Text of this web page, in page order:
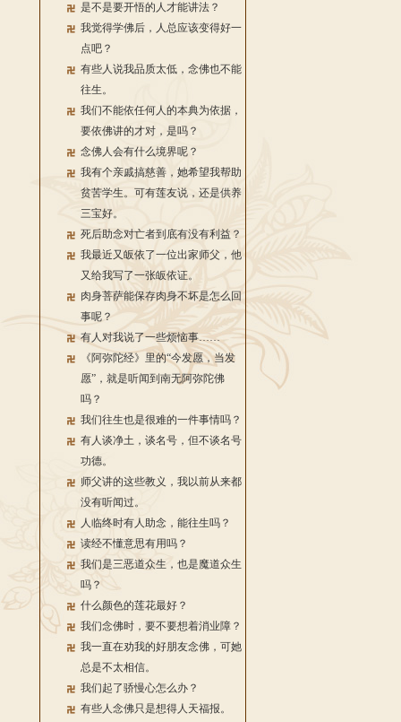
是不是要开悟的人才能讲法？
我觉得学佛后，人总应该变得好一
点吧？
有些人说我品质太低，念佛也不能
往生。
我们不能依任何人的本典为依据，
要依佛讲的才对，是吗？
念佛人会有什么境界呢？
我有个亲戚搞慈善，她希望我帮助
贫苦学生。可有莲友说，还是供养
三宝好。
死后助念对亡者到底有没有利益？
我最近又皈依了一位出家师父，他
又给我写了一张皈依证。
肉身菩萨能保存肉身不坏是怎么回
事呢？
有人对我说了一些烦恼事……
《阿弥陀经》里的“今发愿，当发
愿”，就是听闻到南无阿弥陀佛
吗？
我们往生也是很难的一件事情吗？
有人谈净土，谈名号，但不谈名号
功德。
师父讲的这些教义，我以前从来都
没有听闻过。
人临终时有人助念，能往生吗？
读经不懂意思有用吗？
我们是三恶道众生，也是魔道众生
吗？
什么颜色的莲花最好？
我们念佛时，要不要想着消业障？
我一直在劝我的好朋友念佛，可她
总是不太相信。
我们起了骄慢心怎么办？
有些人念佛只是想得人天福报。